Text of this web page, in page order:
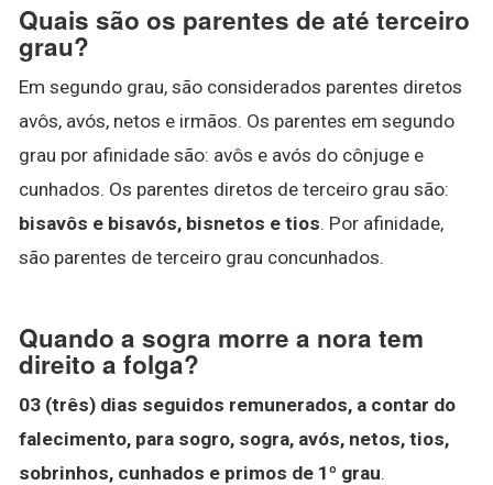
Quais são os parentes de até terceiro
grau?
Em segundo grau, são considerados parentes diretos
avôs, avós, netos e irmãos. Os parentes em segundo
grau por afinidade são: avôs e avós do cônjuge e
cunhados. Os parentes diretos de terceiro grau são:
bisavôs e bisavós, bisnetos e tios. Por afinidade,
são parentes de terceiro grau concunhados.
Quando a sogra morre a nora tem
direito a folga?
03 (três) dias seguidos remunerados, a contar do
falecimento, para sogro, sogra, avós, netos, tios,
sobrinhos, cunhados e primos de 1º grau.